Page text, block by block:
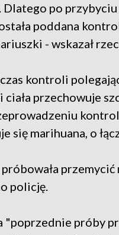
po
poddana
- wskazał
kontroli
ciała przechowuje
się marihuana, o
policję.
"poprzednie próby